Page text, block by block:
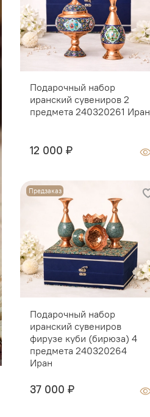
Подарочный набор
иранский сувениров 2
предмета 240320261 Иран
12 000 ₽
Предзаказ
Подарочный набор
иранский сувениров
фирузе куби (бирюза) 4
предмета 240320264
Иран
37 000 ₽